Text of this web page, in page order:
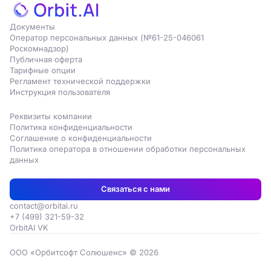
Документы
Оператор персональных данных (№61-25-046061
Роскомнадзор)
Публичная оферта
Тарифные опции
Регламент технической поддержки
Инструкция пользователя
Реквизиты компании
Политика конфиденциальности
Соглашение о конфиденциальности
Политика оператора в отношении обработки персональных
данных
Связаться с нами
contact@orbitai.ru
+7 (499) 321-59-32
OrbitAI VK
ООО «Орбитсофт Солюшенс» © 2026